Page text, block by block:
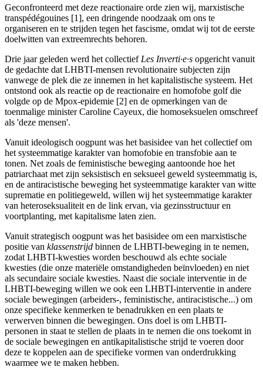
Geconfronteerd met deze reactionaire orde zien wij, marxistische
transpédégouines [1], een dringende noodzaak om ons te
organiseren en te strijden tegen het fascisme, omdat wij tot de eerste
doelwitten van extreemrechts behoren.
Drie jaar geleden werd het collectief Les Inverti·e·s opgericht vanuit
de gedachte dat LHBTI-mensen revolutionaire subjecten zijn
vanwege de plek die ze innemen in het kapitalistische systeem. Het
ontstond ook als reactie op de reactionaire en homofobe golf die
volgde op de Mpox-epidemie [2] en de opmerkingen van de
toenmalige minister Caroline Cayeux, die homoseksuelen omschreef
als 'deze mensen'.
Vanuit ideologisch oogpunt was het basisidee van het collectief om
het systeemmatige karakter van homofobie en transfobie aan te
tonen. Net zoals de feministische beweging aantoonde hoe het
patriarchaat met zijn seksistisch en seksueel geweld systeemmatig is,
en de antiracistische beweging het systeemmatige karakter van witte
suprematie en politiegeweld, willen wij het systeemmatige karakter
van heteroseksualiteit en de link ervan, via gezinsstructuur en
voortplanting, met kapitalisme laten zien.
Vanuit strategisch oogpunt was het basisidee om een marxistische
positie van klassenstrijd binnen de LHBTI-beweging in te nemen,
zodat LHBTI-kwesties worden beschouwd als echte sociale
kwesties (die onze materiële omstandigheden beïnvloeden) en niet
als secundaire sociale kwesties. Naast die sociale interventie in de
LHBTI-beweging willen we ook een LHBTI-interventie in andere
sociale bewegingen (arbeiders-, feministische, antiracistische...) om
onze specifieke kenmerken te benadrukken en een plaats te
verwerven binnen die bewegingen. Ons doel is om LHBTI-
personen in staat te stellen de plaats in te nemen die ons toekomt in
de sociale bewegingen en antikapitalistische strijd te voeren door
deze te koppelen aan de specifieke vormen van onderdrukking
waarmee we te maken hebben.